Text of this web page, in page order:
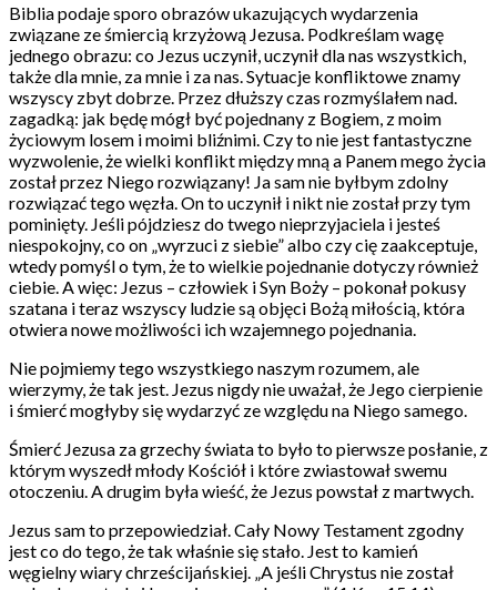
Biblia podaje sporo obrazów ukazujących wydarzenia
związane ze śmiercią krzyżową Jezusa. Podkreślam wagę
jednego obrazu: co Jezus uczynił, uczynił dla nas wszystkich,
także dla mnie, za mnie i za nas. Sytuacje konfliktowe znamy
wszyscy zbyt dobrze. Przez dłuższy czas rozmyślałem nad.
zagadką: jak będę mógł być pojednany z Bogiem, z moim
życiowym losem i moimi bliźnimi. Czy to nie jest fantastyczne
wyzwolenie, że wielki konflikt między mną a Panem mego życia
został przez Niego rozwiązany! Ja sam nie byłbym zdolny
rozwiązać tego węzła. On to uczynił i nikt nie został przy tym
pominięty. Jeśli pójdziesz do twego nieprzyjaciela i jesteś
niespokojny, co on „wyrzuci z siebie” albo czy cię zaakceptuje,
wtedy pomyśl o tym, że to wielkie pojednanie dotyczy również
ciebie. A więc: Jezus – człowiek i Syn Boży – pokonał pokusy
szatana i teraz wszyscy ludzie są objęci Bożą miłością, która
otwiera nowe możliwości ich wzajemnego pojednania.
Nie pojmiemy tego wszystkiego naszym rozumem, ale
wierzymy, że tak jest. Jezus nigdy nie uważał, że Jego cierpienie
i śmierć mogłyby się wydarzyć ze względu na Niego samego.
Śmierć Jezusa za grzechy świata to było to pierwsze posłanie, z
którym wyszedł młody Kościół i które zwiastował swemu
otoczeniu. A drugim była wieść, że Jezus powstał z martwych.
Jezus sam to przepowiedział. Cały Nowy Testament zgodny
jest co do tego, że tak właśnie się stało. Jest to kamień
węgielny wiary chrześcijańskiej. „A jeśli Chrystus nie został